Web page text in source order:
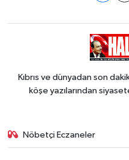
Kıbrıs ve dünyadan son
köşe yazılarından
Nöbetçi Eczaneler